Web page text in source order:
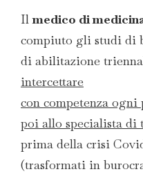
Ilmedico di
compiuto gli studi di
di abilitazione
intercettare
con competenza
poi allo specialista di
prima della crisi
(trasformati in